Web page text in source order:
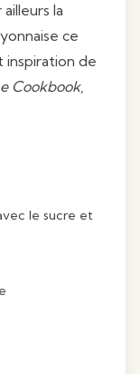
la
ce
inspiration de
Cookbook,
le sucre et